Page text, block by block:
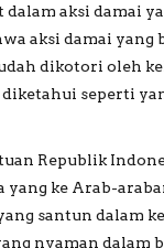
aksi damai
aksi damai yang
dikotori oleh
seperti
Republik
yang ke Arab-
santun dalam
nyaman dalam